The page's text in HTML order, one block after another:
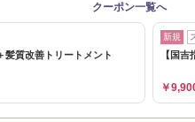
クーポン一覧へ
髪質改善トリートメント
新規
【国
￥